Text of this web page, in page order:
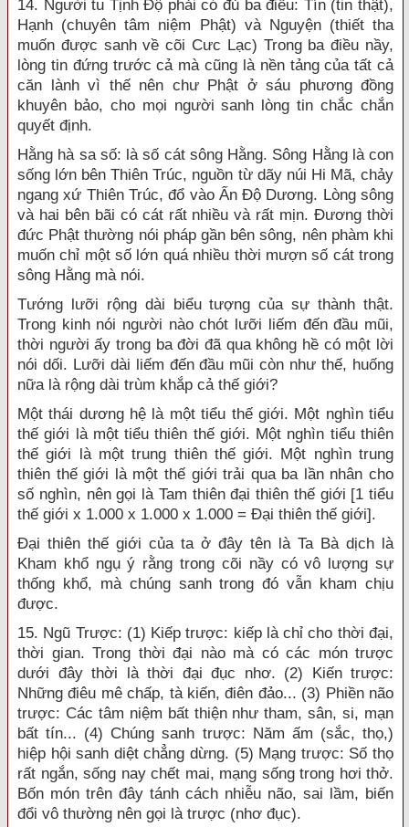
14. Người tu Tịnh Độ phải có đủ ba điều: Tín (tin thật),
Hạnh (chuyên tâm niệm Phật) và Nguyện (thiết tha
muốn được sanh về cõi Cưc Lạc) Trong ba điều nầy,
lòng tin đứng trước cả mà cũng là nền tảng của tất cả
căn lành vì thế nên chư Phật ở sáu phương đồng
khuyên bảo, cho mọi người sanh lòng tin chắc chắn
quyết định.
Hằng hà sa số: là số cát sông Hằng. Sông Hằng là con
sống lớn bên Thiên Trúc, nguồn từ dãy núi Hi Mã, chảy
ngang xứ Thiên Trúc, đổ vào Ấn Độ Dương. Lòng sông
và hai bên bãi có cát rất nhiều và rất mịn. Đương thời
đức Phật thường nói pháp gần bên sông, nên phàm khi
muốn chỉ một số lớn quá nhiều thời mượn số cát trong
sông Hằng mà nói.
Tướng lưỡi rộng dài biểu tượng của sự thành thật.
Trong kinh nói người nào chót lưỡi liếm đến đầu mũi,
thời người ấy trong ba đời đã qua không hề có một lời
nói dối. Lưỡi dài liếm đến đầu mũi còn như thế, huống
nữa là rộng dài trùm khắp cả thế giới?
Một thái dương hệ là một tiểu thế giới. Một nghìn tiểu
thế giới là một tiểu thiên thế giới. Một nghìn tiểu thiên
thế giới là một trung thiên thế giới. Một nghìn trung
thiên thế giới là một thế giới trải qua ba lần nhân cho
số nghìn, nên gọi là Tam thiên đại thiên thế giới [1 tiểu
thế giới x 1.000 x 1.000 x 1.000 = Đại thiên thế giới].
Đại thiên thế giới của ta ở đây tên là Ta Bà dịch là
Kham khổ ngụ ý rằng trong cõi nầy có vô lượng sự
thống khổ, mà chúng sanh trong đó vẫn kham chịu
được.
15. Ngũ Trược: (1) Kiếp trược: kiếp là chỉ cho thời đại,
thời gian. Trong thời đại nào mà có các món trược
dưới đây thời là thời đại đục nhơ. (2) Kiến trược:
Những điêu mê chấp, tà kiến, điên đảo... (3) Phiền não
trược: Các tâm niệm bất thiện như tham, sân, si, mạn
bất tín... (4) Chúng sanh trược: Năm ấm (sắc, thọ,)
hiệp hội sanh diệt chẳng dừng. (5) Mạng trược: Số thọ
rất ngắn, sống nay chết mai, mạng sống trong hơi thở.
Bốn món trên đây tánh cách nhiễu não, sai lầm, biến
đổi vô thường nên gọi là trược (nhơ đục).